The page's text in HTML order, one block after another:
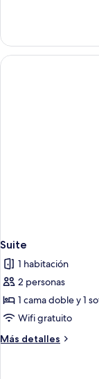
junior
Suite
1 habitación
2 personas
1 cama doble y 1
Wifi gratuito
Más detalles
Más